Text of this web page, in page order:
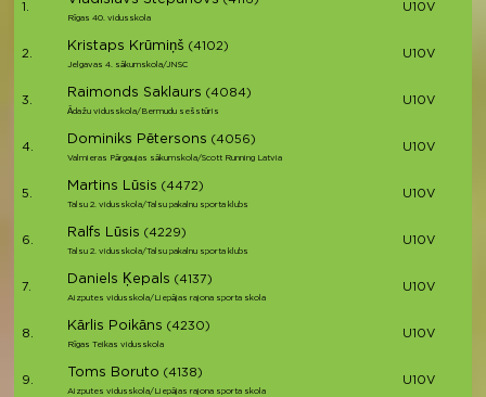
1.
Rīgas 40. vidusskola
U10V
2.
Kristaps Krūmiņš (4102)
Jelgavas 4. sākumskola/JNSC
U10V
3.
Raimonds Saklaurs (4084)
Ādažu vidusskola/Bermudu sešstūris
U10V
4.
Dominiks Pētersons (4056)
Valmieras Pārgaujas sākumskola/Scott Running Latvia
U10V
5.
Martins Lūsis (4472)
Talsu 2. vidusskola/Talsu pakalnu sporta klubs
U10V
6.
Ralfs Lūsis (4229)
Talsu 2. vidusskola/Talsu pakalnu sporta klubs
U10V
7.
Daniels Ķepals (4137)
Aizputes vidusskola/Liepājas rajona sporta skola
U10V
8.
Kārlis Poikāns (4230)
Rīgas Teikas vidusskola
U10V
9.
Toms Boruto (4138)
Aizputes vidusskola/Liepājas rajona sporta skola
U10V